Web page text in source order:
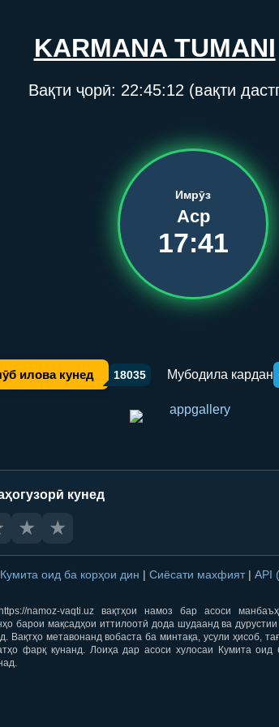
KARMANA TUMANI
Вақти ҷорӣ: 22:45:12 (вақти
Имрӯз
Аср
17:41
илова кунед 18035 Мубодила кардан
кунед
★ ★
Кумита оид ба корҳои дин | Сиёсати махфият | API
namoz-vaqti.uz вақтҳои намоз бар асоси
барои мақсадҳои иттилоотӣ дода шудаанд ва
Вақтҳо метавонанд вобаста ба минтақа, усули ҳисоб,
фарқ кунанд. Лоиҳа дар асоси хулосаи Кумита оид